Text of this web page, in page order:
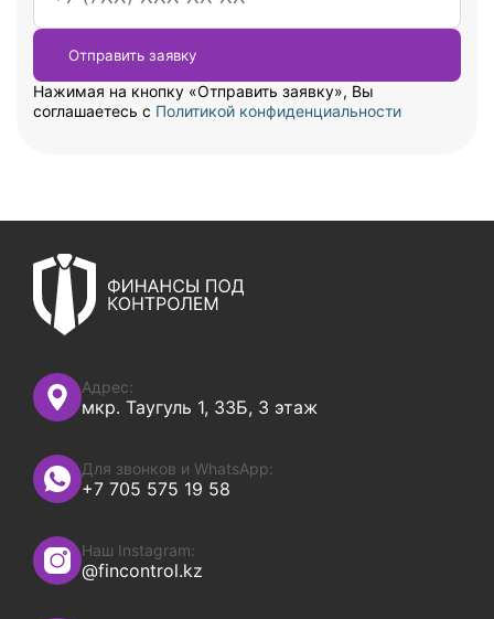
Нажимая на кнопку «Отправить заявку», Вы
соглашаетесь с Политикой конфиденциальности
Адрес:
мкр. Таугуль 1, 33Б, 3 этаж
Для звонков и WhatsApp:
+7 705 575 19 58
Наш Instagram:
@fincontrol.kz